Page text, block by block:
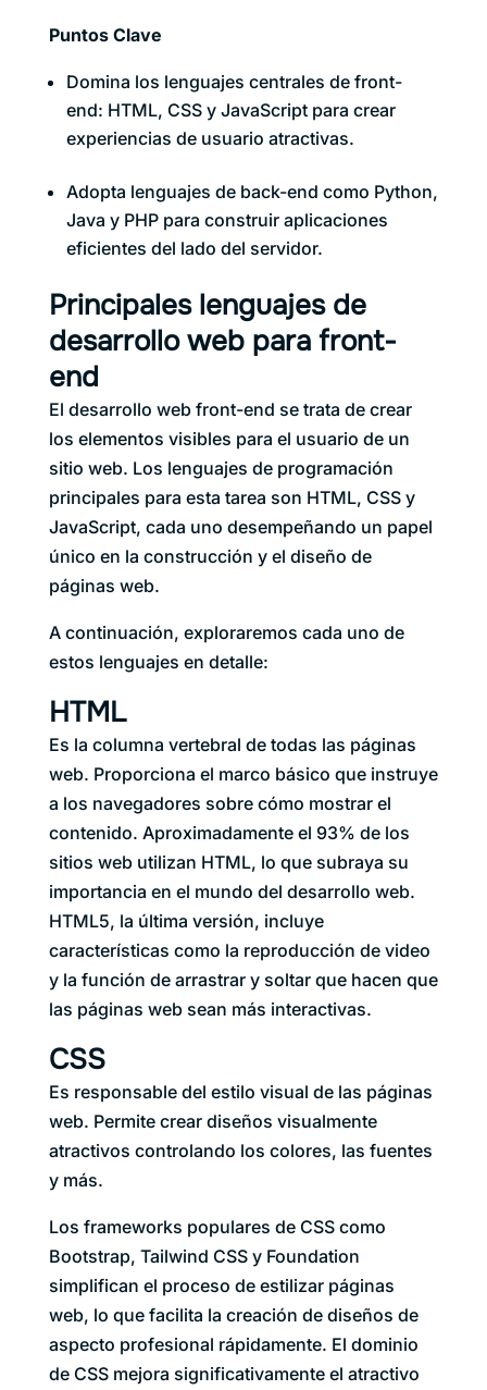
Puntos Clave
Domina los lenguajes centrales de front-
end: HTML, CSS y JavaScript para crear
experiencias de usuario atractivas.
Adopta lenguajes de back-end como Python,
Java y PHP para construir aplicaciones
eficientes del lado del servidor.
Principales lenguajes de
desarrollo web para front-
end
El desarrollo web front-end se trata de crear
los elementos visibles para el usuario de un
sitio web. Los lenguajes de programación
principales para esta tarea son HTML, CSS y
JavaScript, cada uno desempeñando un papel
único en la construcción y el diseño de
páginas web.
A continuación, exploraremos cada uno de
estos lenguajes en detalle:
HTML
Es la columna vertebral de todas las páginas
web. Proporciona el marco básico que instruye
a los navegadores sobre cómo mostrar el
contenido. Aproximadamente el 93% de los
sitios web utilizan HTML, lo que subraya su
importancia en el mundo del desarrollo web.
HTML5, la última versión, incluye
características como la reproducción de video
y la función de arrastrar y soltar que hacen que
las páginas web sean más interactivas.
CSS
Es responsable del estilo visual de las páginas
web. Permite crear diseños visualmente
atractivos controlando los colores, las fuentes
y más.
Los frameworks populares de CSS como
Bootstrap, Tailwind CSS y Foundation
simplifican el proceso de estilizar páginas
web, lo que facilita la creación de diseños de
aspecto profesional rápidamente. El dominio
de CSS mejora significativamente el atractivo